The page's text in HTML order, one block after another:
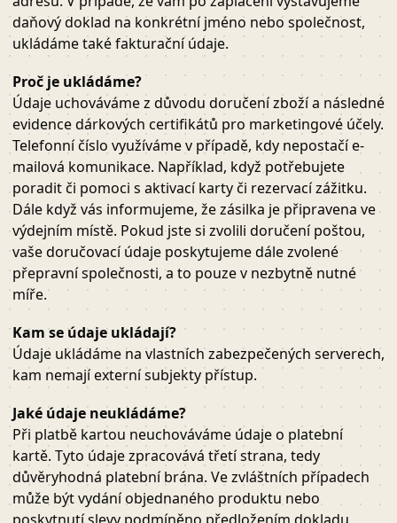
daňový doklad na konkrétní jméno nebo společnost,
ukládáme také fakturační údaje.
Proč je ukládáme?
Údaje uchováváme z důvodu doručení zboží a následné
evidence dárkových certifikátů pro marketingové účely.
Telefonní číslo využíváme v případě, kdy nepostačí e-
mailová komunikace. Například, když potřebujete
poradit či pomoci s aktivací karty či rezervací zážitku.
Dále když vás informujeme, že zásilka je připravena ve
výdejním místě. Pokud jste si zvolili doručení poštou,
vaše doručovací údaje poskytujeme dále zvolené
přepravní společnosti, a to pouze v nezbytně nutné
míře.
Kam se údaje ukládají?
Údaje ukládáme na vlastních zabezpečených serverech,
kam nemají externí subjekty přístup.
Jaké údaje neukládáme?
Při platbě kartou neuchováváme údaje o platební
kartě. Tyto údaje zpracovává třetí strana, tedy
důvěryhodná platební brána. Ve zvláštních případech
může být vydání objednaného produktu nebo